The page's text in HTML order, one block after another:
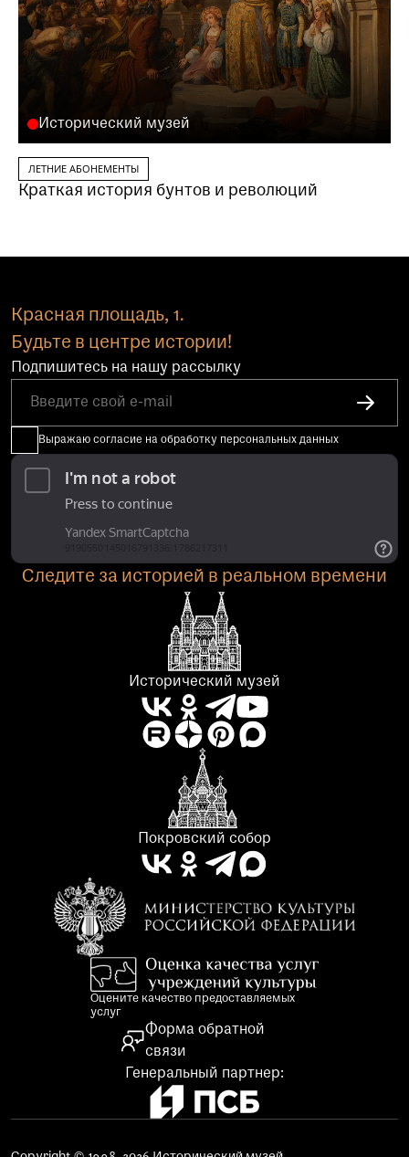
Исторический музей
ЛЕТНИЕ АБОНЕМЕНТЫ
Краткая история бунтов и революций
Красная площадь, 1.
Будьте в центре истории!
Подпишитесь на нашу рассылку
Выражаю согласие на обработку персональных данных
Следите за историей в реальном времени
Исторический музей
Покровский собор
Генеральный партнер:
Оцените качество предоставляемых
услуг
Форма обратной
связи